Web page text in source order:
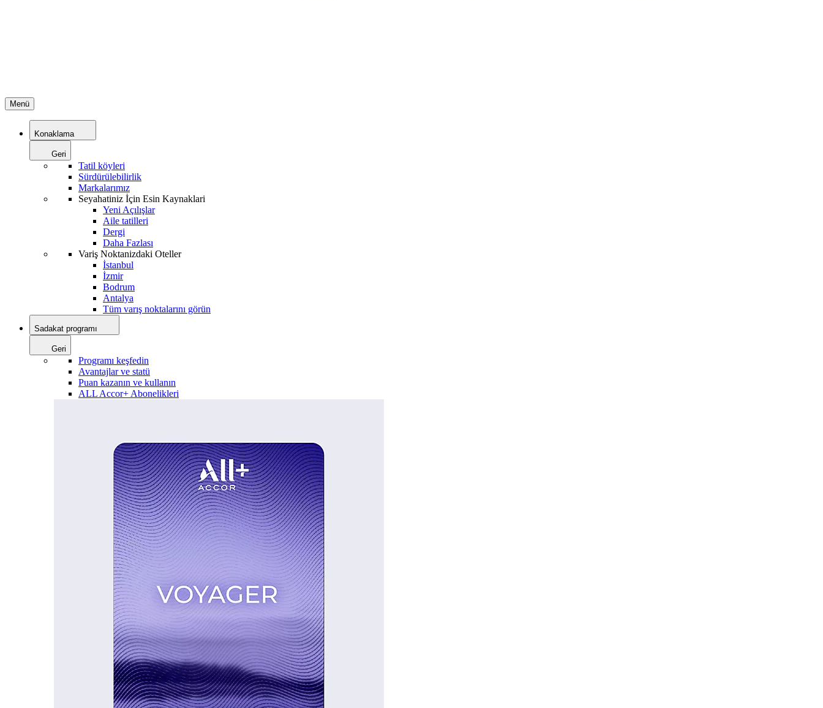
Menü
Konaklama
Geri
Tatil köyleri
Sürdürülebilirlik
Markalarımız
Seyahatiniz İçin Esin Kaynaklari
Yeni Açılışlar
Aile tatilleri
Dergi
Daha Fazlası
Variş Noktanizdaki Oteller
İstanbul
İzmir
Bodrum
Antalya
Tüm varış noktalarını görün
Sadakat programı
Geri
Programı keşfedin
Avantajlar ve statü
Puan kazanın ve kullanın
ALL Accor+ Abonelikleri